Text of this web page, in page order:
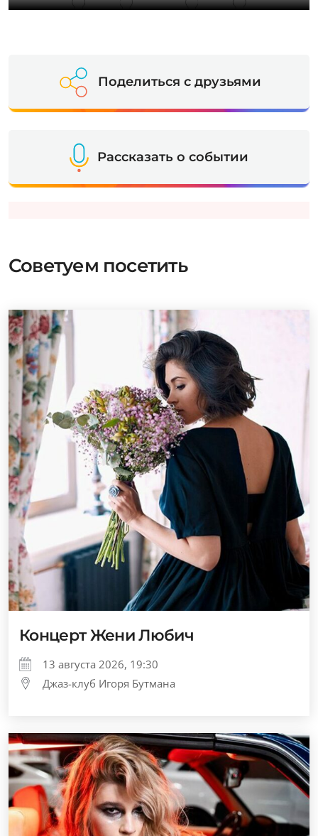
Поделиться с друзьями
Рассказать о событии
Советуем посетить
Концерт Жени Любич
13 августа 2026, 19:30
Джаз-клуб Игоря Бутмана